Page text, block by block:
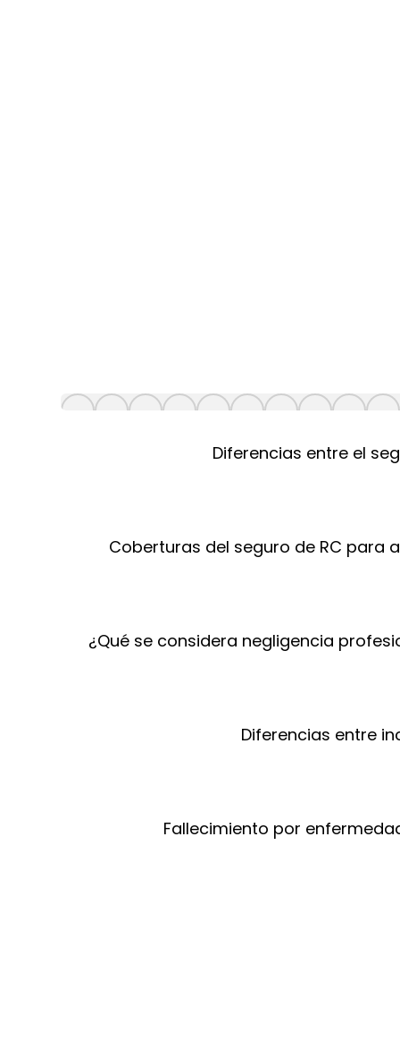
Diferencias entre el
Coberturas del seguro de RC para
¿Qué se considera negligencia
Diferencias entre
Fallecimiento por